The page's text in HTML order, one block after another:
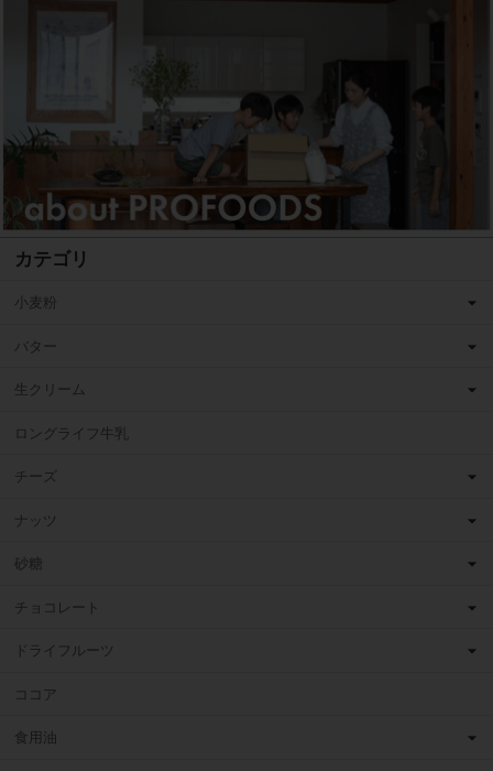
カテゴリ
小麦粉
バター
生クリーム
ロングライフ牛乳
チーズ
ナッツ
砂糖
チョコレート
ドライフルーツ
ココア
食用油